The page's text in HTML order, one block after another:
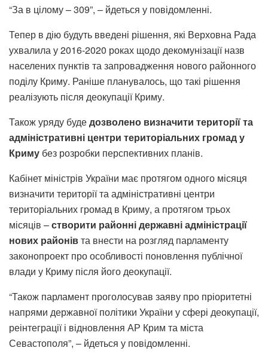
“За в цілому – 309”, – йдеться у повідомленні.
Тепер в дію будуть введені рішення, які Верховна Рада
ухвалила у 2016-2020 роках щодо декомунізації назв
населених пунктів та запровадження нового районного
поділу Криму. Раніше планувалось, що такі рішення
реалізують після деокупації Криму.
Також уряду будедозволено визначити території та
адміністративні центри територіальних громад у
Криму без розробки перспективних планів.
Кабінет міністрів України має протягом одного місяця
визначити території та адміністративні центри
територіальних громад в Криму, а протягом трьох
місяців –створити районні державні адміністрації
нових районівта внести на розгляд парламенту
законопроект про особливості поновлення публічної
влади у Криму після його деокупації.
“Також парламент проголосував заяву про пріоритетні
напрями державної політики України у сфері деокупації,
реінтеграції і відновлення АР Крим та міста
Севастополя”, – йдеться у повідомленні.